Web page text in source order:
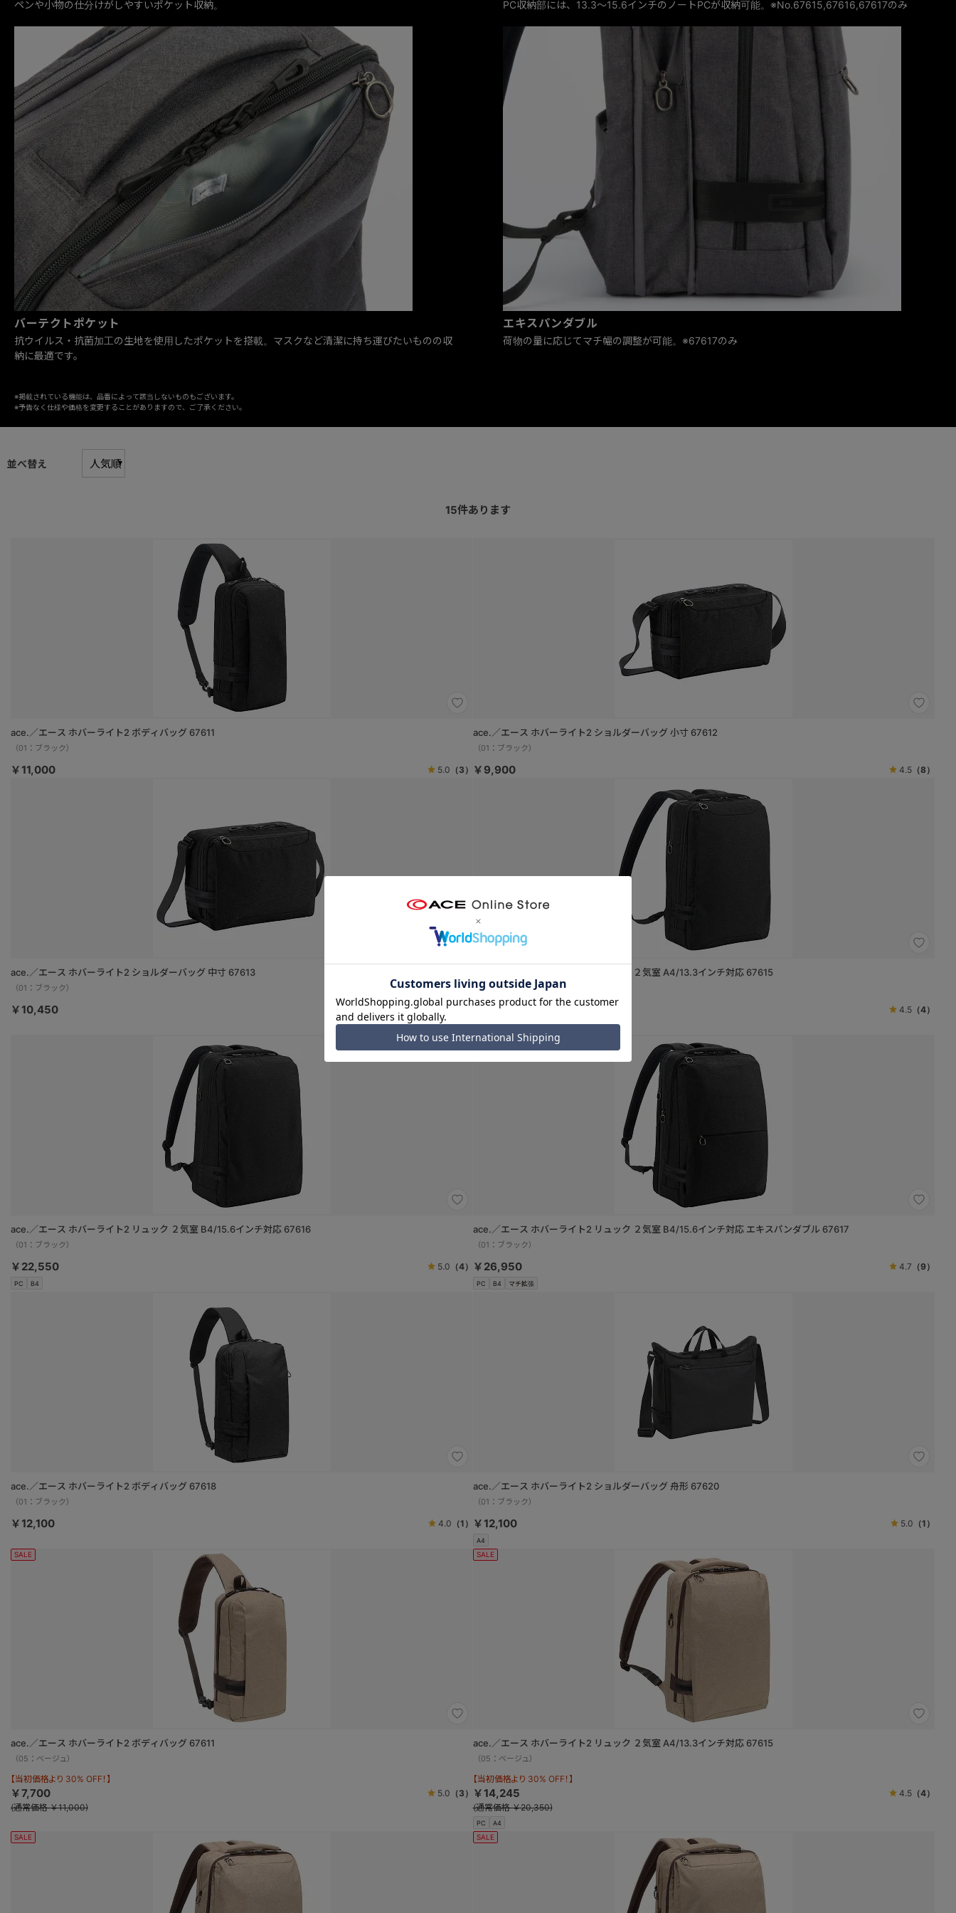
ペンや小物の仕分けがしやすいポケット収納。 PC収納部には、13.3～15.6インチのノートPCが収納可能。※No.67615,67616,67617のみ
バーテクトポケット
抗ウイルス・抗菌加工の生地を使用したポケットを搭載。マスクなど清潔に持ち運びたいものの収
納に最適です。
エキスパンダブル
荷物の量に応じてマチ幅の調整が可能。※67617のみ
※掲載されている機能は、品番によって該当しないものもございます。
※予告なく仕様や価格を変更することがありますので、ご了承ください。
並べ替え
15件あります
ace.／エース ホバーライト2 ボディバッグ 67611
（01：ブラック）
￥11,000 5.0 （3）
ace.／エース ホバーライト2 ショルダーバッグ 小寸 67612
（01：ブラック）
￥9,900 4.5 （8）
ace.／エース ホバーライト2 ショルダーバッグ 中寸 67613
（01：ブラック）
￥10,450 4.9（11）
PC A4
ace.／エース ホバーライト2 リュック ２気室 A4/13.3インチ対応 67615
（01：ブラック）
￥20,350 4.5 （4）
PC B4
ace.／エース ホバーライト2 リュック ２気室 B4/15.6インチ対応 67616
（01：ブラック）
￥22,550 5.0 （4）
PC B4 マチ拡張
ace.／エース ホバーライト2 リュック ２気室 B4/15.6インチ対応 エキスパンダブル 67617
（01：ブラック）
￥26,950 4.7 （9）
ace.／エース ホバーライト2 ボディバッグ 67618
（01：ブラック）
￥12,100 4.0 （1）
A4
ace.／エース ホバーライト2 ショルダーバッグ 舟形 67620
（01：ブラック）
￥12,100 5.0 （1）
SALE
ace.／エース ホバーライト2 ボディバッグ 67611
（05：ベージュ）
【当初価格より 30% OFF！】
￥7,700 5.0 （3）
(通常価格 ￥11,000)
SALE
PC A4
ace.／エース ホバーライト2 リュック ２気室 A4/13.3インチ対応 67615
（05：ベージュ）
【当初価格より 30% OFF！】
￥14,245 4.5 （4）
(通常価格 ￥20,350)
SALE SALE